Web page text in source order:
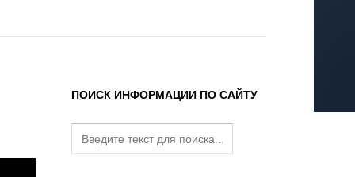
ПОИСК ИНФОРМАЦИИ ПО САЙТУ